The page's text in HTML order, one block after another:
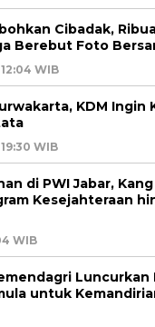
Cibadak,
Berebut Foto
WIB
KDM Ingin
WIB
di PWI Jabar,
Kesejahteraan
WIB
Luncurkan
untuk